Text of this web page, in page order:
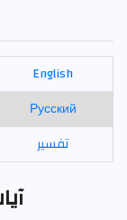
English
Русский
تفسير